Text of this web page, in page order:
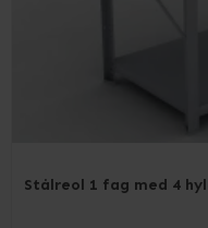
Stålreol 1 fag med 4